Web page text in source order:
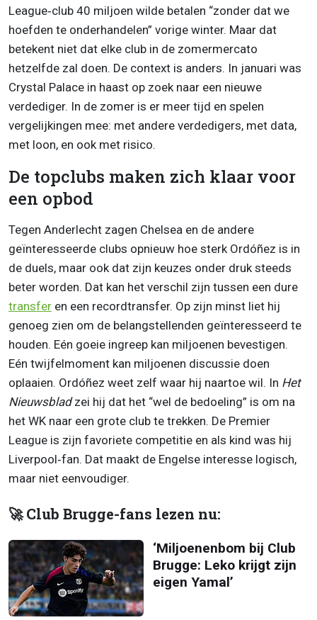
League‑club 40 miljoen wilde betalen “zonder dat we
hoefden te onderhandelen” vorige winter. Maar dat
betekent niet dat elke club in de zomermercato
hetzelfde zal doen. De context is anders. In januari was
Crystal Palace in haast op zoek naar een nieuwe
verdediger. In de zomer is er meer tijd en spelen
vergelijkingen mee: met andere verdedigers, met data,
met loon, en ook met risico.
De topclubs maken zich klaar voor
een opbod
Tegen Anderlecht zagen Chelsea en de andere
geïnteresseerde clubs opnieuw hoe sterk Ordóñez is in
de duels, maar ook dat zijn keuzes onder druk steeds
beter worden. Dat kan het verschil zijn tussen een dure
transfer en een recordtransfer. Op zijn minst liet hij
genoeg zien om de belangstellenden geïnteresseerd te
houden. Eén goeie ingreep kan miljoenen bevestigen.
Eén twijfelmoment kan miljoenen discussie doen
oplaaien. Ordóñez weet zelf waar hij naartoe wil. In Het
Nieuwsbladzei hij dat het “wel de bedoeling” is om na
het WK naar een grote club te trekken. De Premier
League is zijn favoriete competitie en als kind was hij
Liverpool‑fan. Dat maakt de Engelse interesse logisch,
maar niet eenvoudiger.
🚀 Club Brugge-fans lezen nu:
‘Miljoenenbom bij Club
Brugge: Leko krijgt zijn
eigen Yamal’